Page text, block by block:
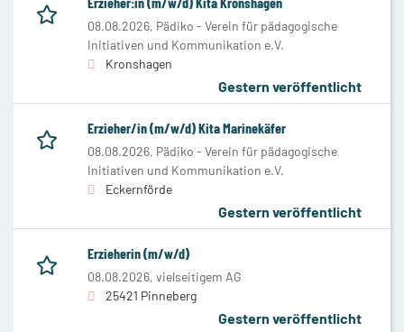
08.08.2026, Pädiko - Verein für pädagogische
Initiativen und Kommunikation e.V.
Kronshagen
Gestern veröffentlicht
Erzieher/in (m/w/d) Kita Marinekäfer
08.08.2026, Pädiko - Verein für pädagogische
Initiativen und Kommunikation e.V.
Eckernförde
Gestern veröffentlicht
Erzieherin (m/w/d)
08.08.2026, vielseitigem AG
25421 Pinneberg
Gestern veröffentlicht